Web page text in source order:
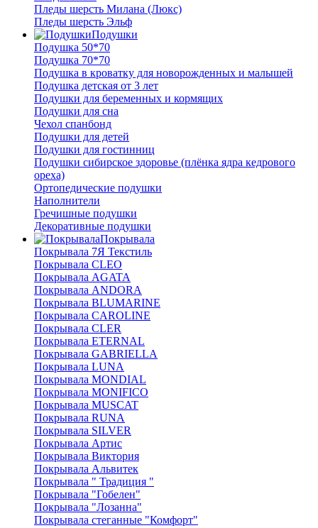
Пледы шерсть Милана (Люкс)
Пледы шерсть Эльф
Подушки
Подушка 50*70
Подушка 70*70
Подушка в кроватку для новорожденных и малышей
Подушка детская от 3 лет
Подушки для беременных и кормящих
Подушки для сна
Чехол спанбонд
Подушки для детей
Подушки для гостинниц
Подушки сибирское здоровье (плёнка ядра кедрового
ореха)
Ортопедические подушки
Наполнители
Гречишные подушки
Декоративные подушки
Покрывала
Покрывала 7Я Текстиль
Покрывала CLEO
Покрывала AGATA
Покрывала ANDORA
Покрывала BLUMARINE
Покрывала CAROLINE
Покрывала CLER
Покрывала ETERNAL
Покрывала GABRIELLA
Покрывала LUNA
Покрывала MONDIAL
Покрывала MONIFICO
Покрывала MUSCAT
Покрывала RUNA
Покрывала SILVER
Покрывала Артис
Покрывала Виктория
Покрывала Альвитек
Покрывала " Традиция "
Покрывала "Гобелен"
Покрывала "Лозанна"
Покрывала стеганные "Комфорт"